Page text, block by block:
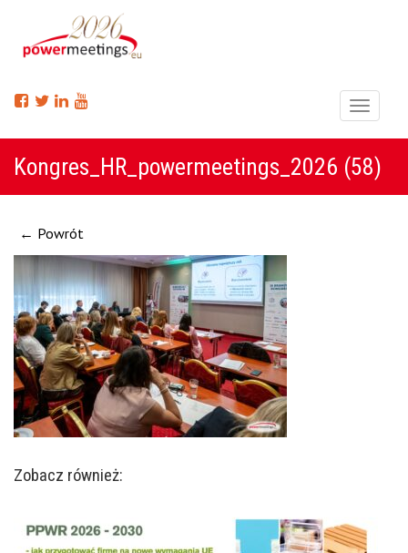
Menu
Kongres_HR_powermeetings_2026 (58)
← Powrót
Zobacz również: